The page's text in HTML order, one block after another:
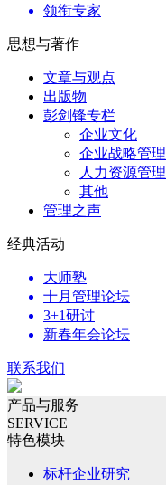
领衔专家
思想与著作
文章与观点
出版物
彭剑锋专栏
企业文化
企业战略管理
人力资源管理
其他
管理之声
经典活动
大师塾
十月管理论坛
3+1研讨
新春年会论坛
联系我们
产品与服务
SERVICE
特色模块
标杆企业研究